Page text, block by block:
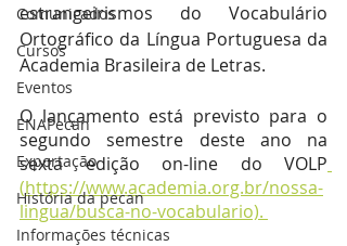
Comunicados
Cursos
Eventos
ENAPecan
Exportação
História da pecan
Informações técnicas
estrangeirismos do Vocabulário
Ortográfico da Língua Portuguesa da
Academia Brasileira de Letras.
O lançamento está previsto para o
segundo semestre deste ano na
sexta edição on-line do VOLP
(https://www.academia.org.br/nossa-
lingua/busca-no-vocabulario).